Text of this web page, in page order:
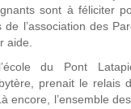
sont à féliciter
l’association des
aide.
du Pont
prenait le relais
encore, l’ensemble